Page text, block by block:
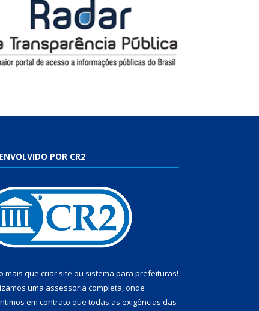
POR CR2
mais que criar site ou sistema para prefeituras!
uma assessoria completa, onde
em contrato que todas as exigências das